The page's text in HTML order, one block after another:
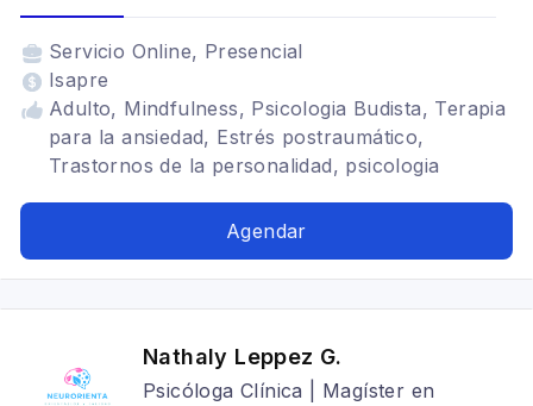
Servicio Online, Presencial
Isapre
Adulto, Mindfulness, Psicologia Budista, Terapia
para la ansiedad, Estrés postraumático,
Trastornos de la personalidad, psicologia
Agendar
Nathaly Leppez G.
Psicóloga Clínica | Magíster en